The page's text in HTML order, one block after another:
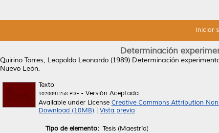
Iniciar
Determinación
Quirino Torres, Leopoldo Leonardo (1989) Determinación
Nuevo León.
Texto
1020091258.PDF - Versión Aceptada
Available under License Creative Commons Attribution
Download (10MB)
Vista previa
Tipo de elemento: Tesis (Maestría)